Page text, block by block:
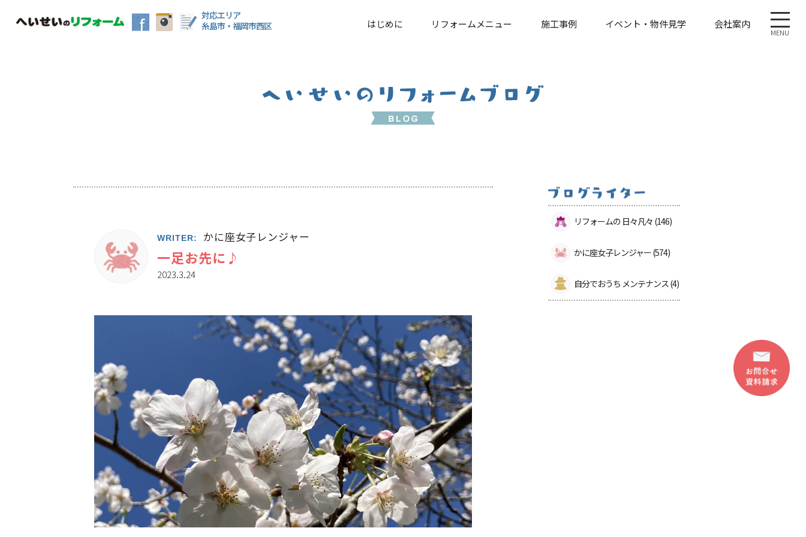
対応エリア
糸島市・福岡市西区
MENU
はじめに リフォームメニュー 施工事例 イベント・物件見学 会社案内
WRITER: かに座女子レンジャー
一足お先に♪
2023.3.24
リフォームの 日々凡々 (146)
かに座女子レンジャー (574)
自分でおうち メンテナンス (4)